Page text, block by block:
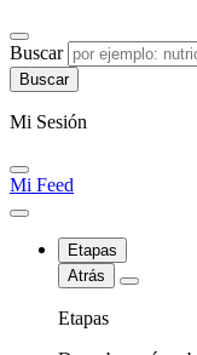
Buscar
Mi Sesión
Mi Feed
Etapas
Atrás
Etapas